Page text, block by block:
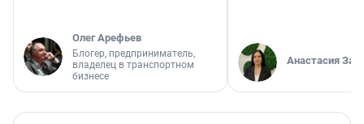
Олег Арефьев
Блогер, предприниматель,
владелец в транспортном
бизнесе
Анастасия